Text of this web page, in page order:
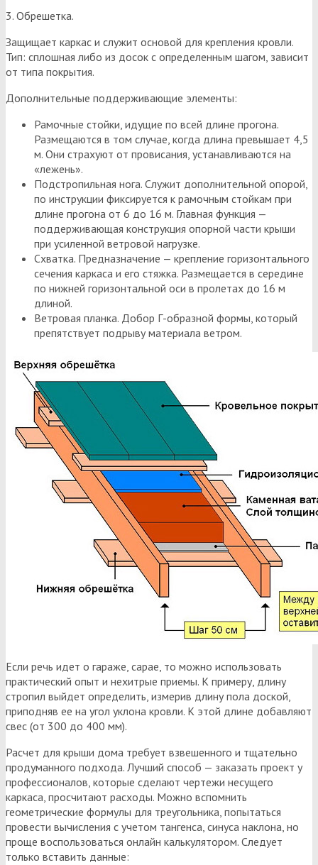
3. Обрешетка.
Защищает каркас и служит основой для крепления кровли.
Тип: сплошная либо из досок с определенным шагом, зависит
от типа покрытия.
Дополнительные поддерживающие элементы:
Рамочные стойки, идущие по всей длине прогона.
Размещаются в том случае, когда длина превышает 4,5
м. Они страхуют от провисания, устанавливаются на
«лежень».
Подстропильная нога. Служит дополнительной опорой,
по инструкции фиксируется к рамочным стойкам при
длине прогона от 6 до 16 м. Главная функция —
поддерживающая конструкция опорной части крыши
при усиленной ветровой нагрузке.
Схватка. Предназначение — крепление горизонтального
сечения каркаса и его стяжка. Размещается в середине
по нижней горизонтальной оси в пролетах до 16 м
длиной.
Ветровая планка. Добор Г-образной формы, который
препятствует подрыву материала ветром.
Если речь идет о гараже, сарае, то можно использовать
практический опыт и нехитрые приемы. К примеру, длину
стропил выйдет определить, измерив длину пола доской,
приподняв ее на угол уклона кровли. К этой длине добавляют
свес (от 300 до 400 мм).
Расчет для крыши дома требует взвешенного и тщательно
продуманного подхода. Лучший способ — заказать проект у
профессионалов, которые сделают чертежи несущего
каркаса, просчитают расходы. Можно вспомнить
геометрические формулы для треугольника, попытаться
провести вычисления с учетом тангенса, синуса наклона, но
проще воспользоваться онлайн калькулятором. Следует
только вставить данные: